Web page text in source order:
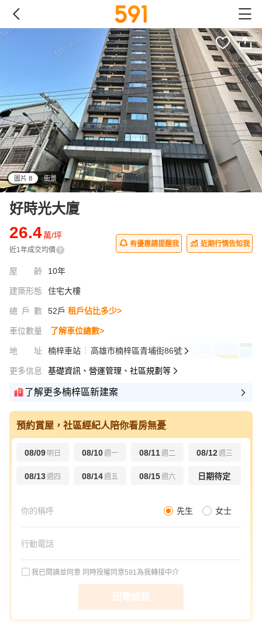
圖片 8 街景
好時光大廈
26.4萬/坪
近1年成交均價
有優惠請提醒我 近期行情告知我
屋齡 10年
建築形態 住宅大樓
總戶數 52戶 租戶佔比多少>
車位數量 了解車位總數>
地址 楠梓車站 高雄市楠梓區青埔街86號
更多信息 基礎資訊、營運管理、社區規劃等
了解更多楠梓區新建案
預約賞屋，社區經紀人陪你看房無憂
08/09 明日 08/10週一 08/11週二 08/12週三
08/13週四 08/14週五 08/15週六 日期待定
先生 女士
我已閱讀並同意 同時授權同意591為我轉接中介
回電給我